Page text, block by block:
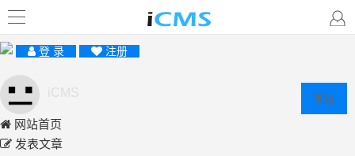
登 录 注册
登出
网站首页
发表文章